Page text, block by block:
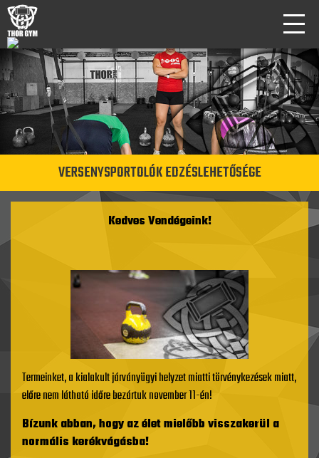
VERSENYSPORTOLÓK EDZÉSLEHETŐSÉGE
Kedves Vendégeink!
Termeinket, a kialakult járványügyi helyzet miatti törvénykezések miatt,
előre nem látható időre bezártuk november 11-én!
Bízunk abban, hogy az élet mielőbb visszakerül a
normális kerékvágásba!